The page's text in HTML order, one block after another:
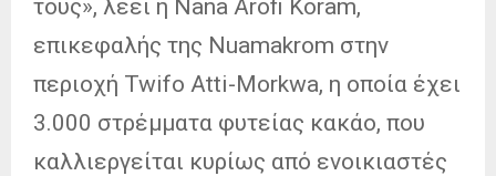
τους», λέει η Nana Arofi Koram,
επικεφαλής της Nuamakrom στην
περιοχή Twifo Atti-Morkwa, η οποία έχει
3.000 στρέμματα φυτείας κακάο, που
καλλιεργείται κυρίως από ενοικιαστές